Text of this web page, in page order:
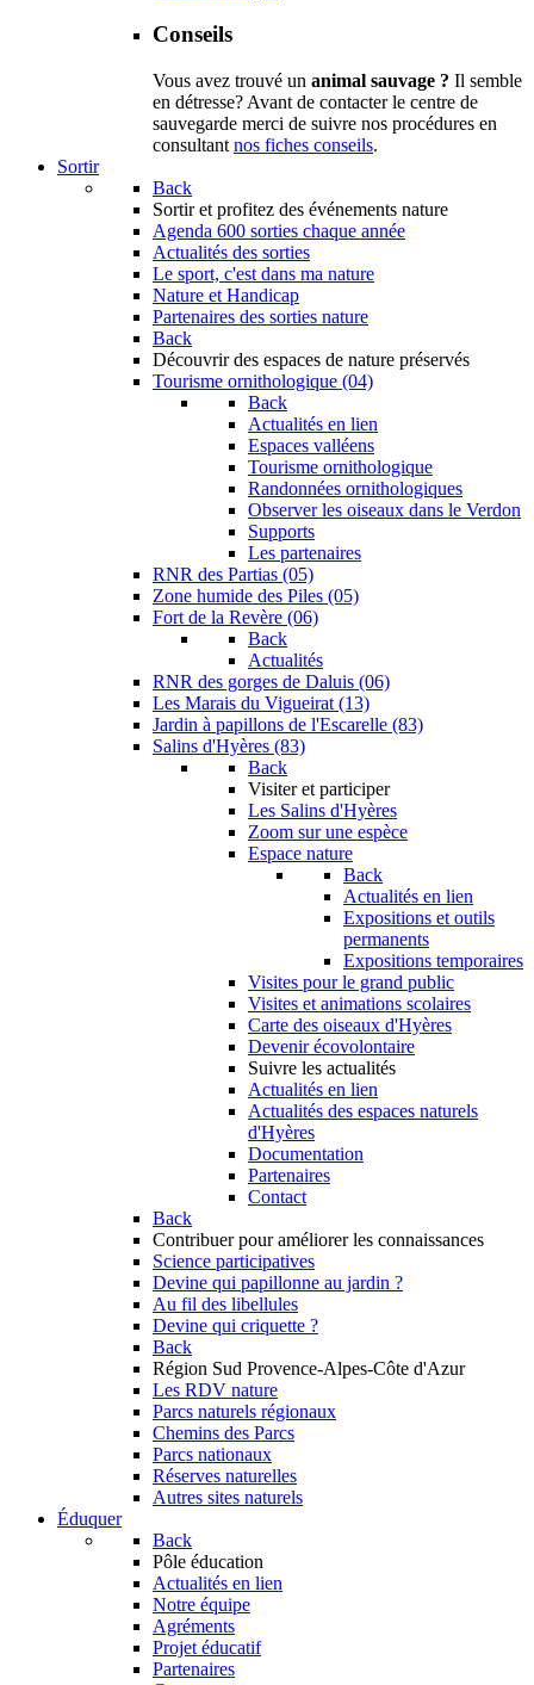
Conseils
Vous avez trouvé un animal sauvage ? Il semble
en détresse? Avant de contacter le centre de
sauvegarde merci de suivre nos procédures en
consultant nos fiches conseils.
Sortir
Back
Sortir et profitez des événements nature
Agenda 600 sorties chaque année
Actualités des sorties
Le sport, c'est dans ma nature
Nature et Handicap
Partenaires des sorties nature
Back
Découvrir des espaces de nature préservés
Tourisme ornithologique (04)
Back
Actualités en lien
Espaces valléens
Tourisme ornithologique
Randonnées ornithologiques
Observer les oiseaux dans le Verdon
Supports
Les partenaires
RNR des Partias (05)
Zone humide des Piles (05)
Fort de la Revère (06)
Back
Actualités
RNR des gorges de Daluis (06)
Les Marais du Vigueirat (13)
Jardin à papillons de l'Escarelle (83)
Salins d'Hyères (83)
Back
Visiter et participer
Les Salins d'Hyères
Zoom sur une espèce
Espace nature
Back
Actualités en lien
Expositions et outils
permanents
Expositions temporaires
Visites pour le grand public
Visites et animations scolaires
Carte des oiseaux d'Hyères
Devenir écovolontaire
Suivre les actualités
Actualités en lien
Actualités des espaces naturels
d'Hyères
Documentation
Partenaires
Contact
Back
Contribuer pour améliorer les connaissances
Science participatives
Devine qui papillonne au jardin ?
Au fil des libellules
Devine qui criquette ?
Back
Région Sud Provence-Alpes-Côte d'Azur
Les RDV nature
Parcs naturels régionaux
Chemins des Parcs
Parcs nationaux
Réserves naturelles
Autres sites naturels
Éduquer
Back
Pôle éducation
Actualités en lien
Notre équipe
Agréments
Projet éducatif
Partenaires